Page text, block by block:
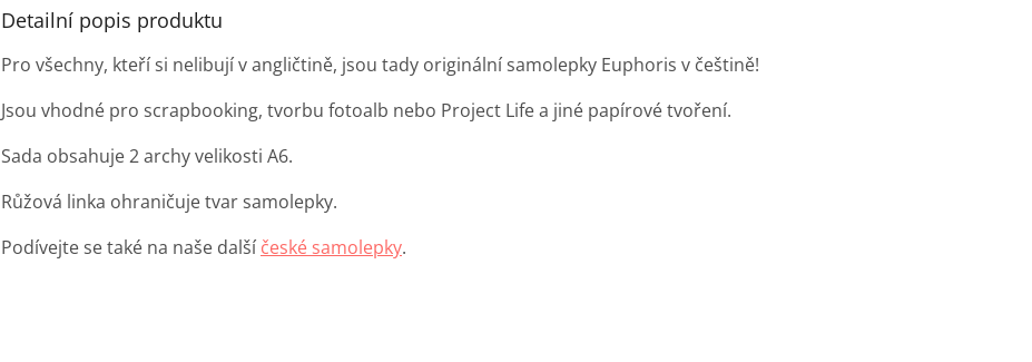
Detailní popis produktu
Pro všechny, kteří si nelibují v angličtině, jsou tady originální samolepky Euphoris v češtině!
Jsou vhodné pro scrapbooking, tvorbu fotoalb nebo Project Life a jiné papírové tvoření.
Sada obsahuje 2 archy velikosti A6.
Růžová linka ohraničuje tvar samolepky.
Podívejte se také na naše další české samolepky.